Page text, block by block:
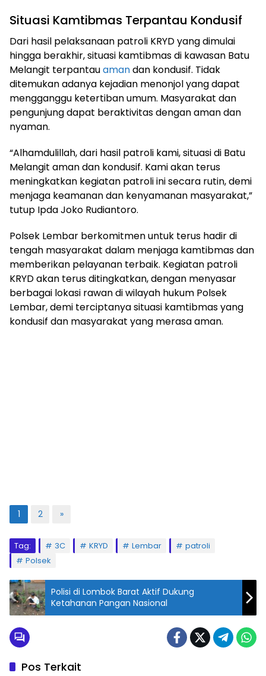
Situasi Kamtibmas Terpantau Kondusif
Dari hasil pelaksanaan patroli KRYD yang dimulai
hingga berakhir, situasi kamtibmas di kawasan Batu
Melangit terpantauamandan kondusif. Tidak
ditemukan adanya kejadian menonjol yang dapat
mengganggu ketertiban umum. Masyarakat dan
pengunjung dapat beraktivitas dengan aman dan
nyaman.
“Alhamdulillah, dari hasil patroli kami, situasi di Batu
Melangit aman dan kondusif. Kami akan terus
meningkatkan kegiatan patroli ini secara rutin, demi
menjaga keamanan dan kenyamanan masyarakat,”
tutup Ipda Joko Rudiantoro.
Polsek Lembar berkomitmen untuk terus hadir di
tengah masyarakat dalam menjaga kamtibmas dan
memberikan pelayanan terbaik. Kegiatan patroli
KRYD akan terus ditingkatkan, dengan menyasar
berbagai lokasi rawan di wilayah hukum Polsek
Lembar, demi terciptanya situasi kamtibmas yang
kondusif dan masyarakat yang merasa aman.
1 2 »
Tag: 3C KRYD Lembar
patroli
Polsek
Polisi di Lombok Barat Aktif Dukung
Ketahanan Pangan Nasional
Pos Terkait